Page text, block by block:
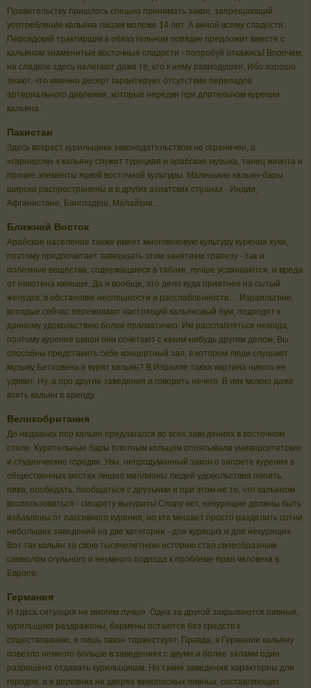
Правительству пришлось спешно принимать закон, запрещающий
употребление кальяна лицам моложе 14 лет. А виной всему сладости.
Персидский трактирщик в обязательном порядке предложит вместе с
кальяном знаменитые восточные сладости - попробуй откажись! Впрочем,
на сладкое здесь налегают даже те, кто к нему равнодушен. Ибо хорошо
знают, что именно десерт гарантирует отсутствие перепадов
артериального давления, которые нередки при длительном курении
кальяна.
Пакистан
Здесь возраст курильщика законодательством не ограничен, а
«гарниром» к кальяну служит турецкая и арабская музыка, танец живота и
прочие элементы яркой восточной культуры. Маленькие кальян-бары
широко распространены и в других азиатских странах - Индии,
Афганистане, Бангладеш, Малайзии…
Ближний Восток
Арабское население также имеет многовековую культуру курения хуки,
поэтому предпочитает завершать этим занятием трапезу - так и
полезные вещества, содержащиеся в табаке, лучше усваиваются, и вреда
от никотина меньше. Да и вообще, это дело куда приятнее на сытый
желудок, в обстановке неспешности и расслабленности… Израильтяне,
которые сейчас переживают настоящий кальяновый бум, подходят к
данному удовольствию более прагматично. Им расслабляться некогда,
поэтому курение шиши они сочетают с каким-нибудь другим делом. Вы
способны представить себе концертный зал, в котором люди слушают
музыку Бетховена и курят кальян? В Израиле такая картина никого не
удивит. Ну, а про другие заведения и говорить нечего. В них можно даже
взять кальян в аренду.
Великобритания
До недавних пор кальян предлагался во всех заведениях в восточном
стиле. Курительные бары плотным кольцом опоясывали университетские
и студенческие городки. Увы, непродуманный закон о запрете курения в
общественных местах лишил миллионы людей удовольствия попить
пива, пообедать, пообщаться с друзьями и при этом не то, что кальяном
воспользоваться - сигарету выкурить! Спору нет, некурящие должны быть
избавлены от пассивного курения, но кто мешает просто разделить сотни
небольших заведений на две категории - для курящих и для некурящих.
Вот так кальян за свою тысячелетнюю историю стал своеобразным
символом огульного и неумного подхода к проблеме прав человека в
Европе.
Германия
И здесь ситуация не многим лучше. Одна за другой закрываются пивные,
курильщики раздражены, бармены остаются без средств к
существованию, и лишь закон торжествует. Правда, в Германии кальяну
повезло немного больше в заведениях с двумя и более залами один
разрешено отдавать курильщикам. Но такие заведения характерны для
городов, а в деревнях на дверях живописных пивных, составляющих